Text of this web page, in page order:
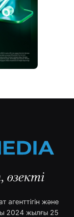
агенттігін және
2024 жылғы 25